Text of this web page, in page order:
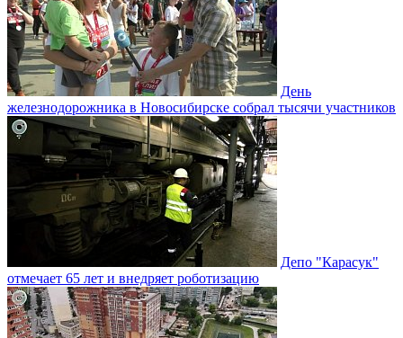
День
железнодорожника в Новосибирске собрал тысячи участников
Депо "Карасук"
отмечает 65 лет и внедряет роботизацию